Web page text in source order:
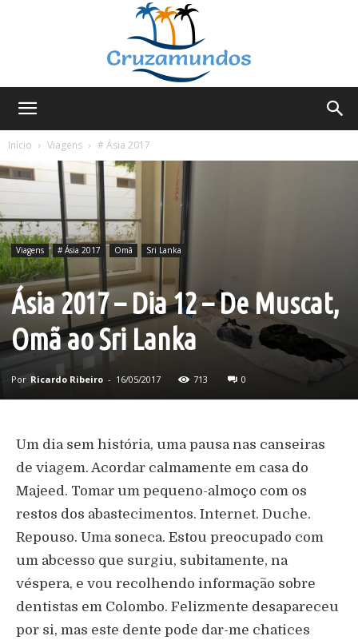
Início
Viagens # Ásia 2017
Viagens # Ásia 2017 Omã Sri Lanka
Ásia 2017 – Dia 12 – De Muscat,
Omã ao Sri Lanka
Por Ricardo Ribeiro - 16/05/2017 713 0
Um dia sem história, uma pausa nas canseiras
de viagem. Acordar calmamente em casa do
Majeed. Tomar um pequeno-almoço com os
restos dos abastecimentos. Internet. Duche.
Repouso. Uma soneca. Estou preocupado com
um abcesso que surgiu, subitamente, na
véspera, e vou recolhendo informação sobre
dentistas em Colombo. Felizmente desapareceu
por si, mas este dente pode dar-me chatices